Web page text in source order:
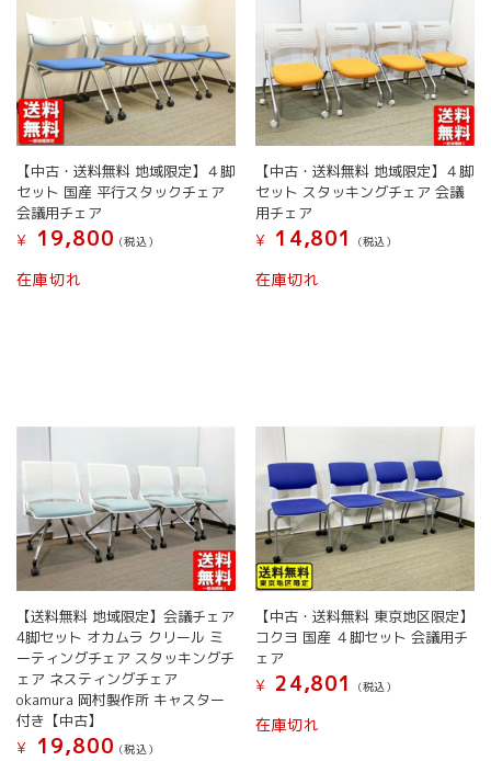
【中古・送料無料 地域限定】４脚
セット 国産 平行スタックチェア
会議用チェア
¥
19,800 (税込）
在庫切れ
【中古・送料無料 地域限定】４脚
セット スタッキングチェア 会議
用チェア
¥
14,801 (税込）
在庫切れ
【送料無料 地域限定】会議チェア
4脚セット オカムラ クリール ミ
ーティングチェア スタッキングチ
ェア ネスティングチェア
okamura 岡村製作所 キャスター
付き【中古】
¥
19,800 (税込）
【中古・送料無料 東京地区限定】
コクヨ 国産 ４脚セット 会議用チ
ェア
¥ 24,801 (税込）
在庫切れ